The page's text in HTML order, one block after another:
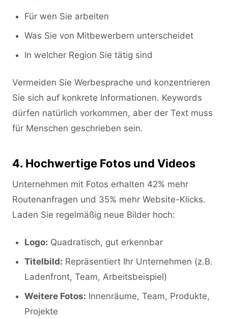
Für wen Sie arbeiten
Was Sie von Mitbewerbern unterscheidet
In welcher Region Sie tätig sind
Vermeiden Sie Werbesprache und konzentrieren
Sie sich auf konkrete Informationen. Keywords
dürfen natürlich vorkommen, aber der Text muss
für Menschen geschrieben sein.
4. Hochwertige Fotos und Videos
Unternehmen mit Fotos erhalten 42% mehr
Routenanfragen und 35% mehr Website-Klicks.
Laden Sie regelmäßig neue Bilder hoch:
Logo: Quadratisch, gut erkennbar
Titelbild: Repräsentiert Ihr Unternehmen (z.B.
Ladenfront, Team, Arbeitsbeispiel)
Weitere Fotos: Innenräume, Team, Produkte,
Projekte